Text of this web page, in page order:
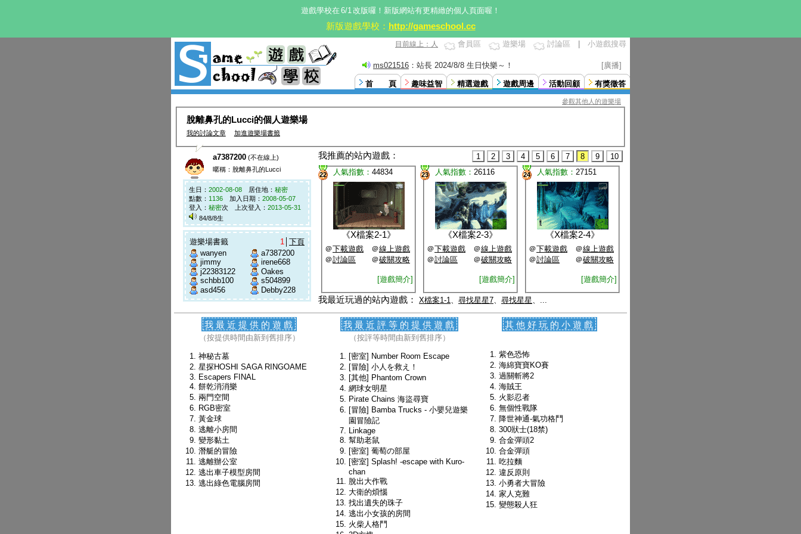
遊戲學校在 6/1改版囉！新版網站有更精緻的個人頁面喔！
新版遊戲學校： http://gameschool.cc
目前線上：人 會員區 遊樂場 討論區 小遊戲搜尋
ms021516 ：站長 2024/8/8 生日快樂～！ [廣播]
首 頁 趣味益智 精選遊戲 遊戲周邊 活動回顧 有獎徵答
參觀其他人的遊樂場
脫離鼻孔的Lucci的個人遊樂場
我的討論文章 加進遊樂場書籤
a7387200 (不在線上)
暱稱：脫離鼻孔的Lucci
生日： 2002-08-08 居住地： 秘密
點數： 1136 加入日期： 2008-05-07
登入： 秘密次 上次登入： 2013-05-31
84/8/8生
遊樂場書籤 1
下頁
wanyen
jimmy
j22383122
schbb100
asd456
a7387200
irene668
Oakes
s504899
Debby228
我推薦的站內遊戲： 1 2 3 4 5 6 7 8 9 10
22 人氣指數： 44834
《X檔案2-1》
＠下載遊戲 ＠線上遊戲
＠討論區 ＠破關攻略
[遊戲簡介]
23 人氣指數： 26116
《X檔案2-3》
＠下載遊戲 ＠線上遊戲
＠討論區 ＠破關攻略
[遊戲簡介]
24 人氣指數： 27151
《X檔案2-4》
＠下載遊戲 ＠線上遊戲
＠討論區 ＠破關攻略
[遊戲簡介]
我最近玩過的站內遊戲： X檔案1-1 尋找星星7 尋找星星
我最近提供的遊戲
（按提供時間由新到舊排序）
神秘古墓
星探HOSHI SAGA RINGOAME
Escapers FINAL
餅乾消消樂
兩門空間
RGB密室
黃金球
逃離小房間
變形黏土
潛艇的冒險
逃離辦公室
逃出車子模型房間
逃出綠色電腦房間
我最近評等的提供遊戲
（按評等時間由新到舊排序）
[密室] Number Room Escape
[冒險] 小人を救え！
[其他] Phantom Crown
網球女明星
Pirate Chains 海盜尋寶
[冒險] Bamba Trucks - 小嬰兒遊樂
園冒險記
Linkage
幫助老鼠
[密室] 葡萄の部屋
[密室] Splash! -escape with Kuro-
chan
脫出大作戰
大衛的煩惱
找出遺失的珠子
逃出小女孩的房間
火柴人格鬥
其他好玩的小遊戲
紫色恐怖
海綿寶寶KO賽
過關斬將2
海賊王
火影忍者
無個性戰隊
降世神通-氣功格鬥
300狀士(18禁)
合金彈頭2
合金彈頭
吃拉麵
違反原則
小勇者大冒險
家人克難
變態殺人狂